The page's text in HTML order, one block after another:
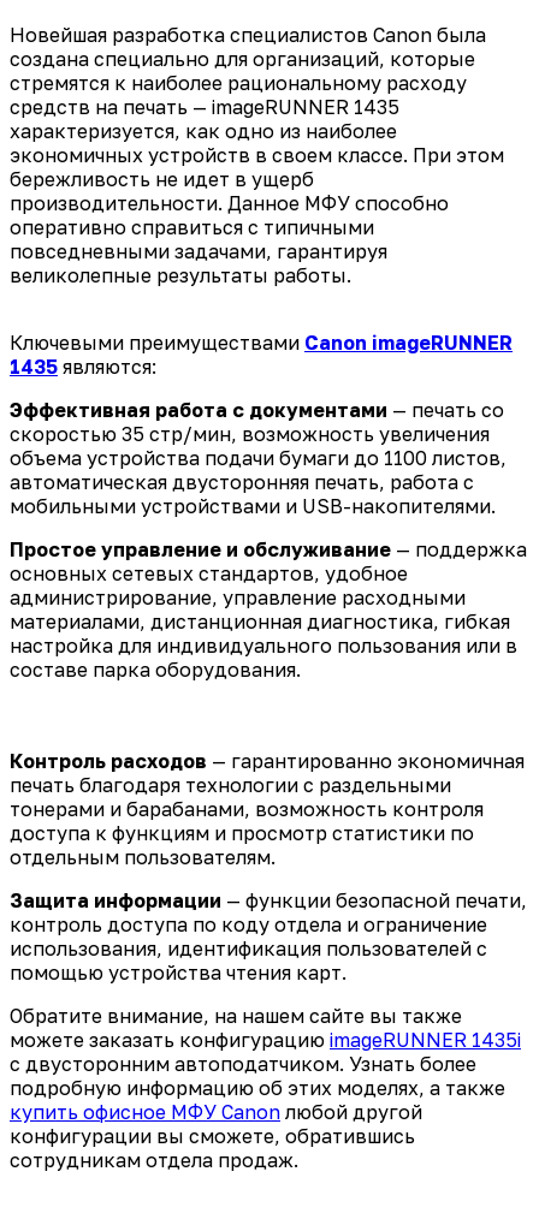
Новейшая разработка специалистов Canon была
создана специально для организаций, которые
стремятся к наиболее рациональному расходу
средств на печать — imageRUNNER 1435
характеризуется, как одно из наиболее
экономичных устройств в своем классе. При этом
бережливость не идет в ущерб
производительности. Данное МФУ способно
оперативно справиться с типичными
повседневными задачами, гарантируя
великолепные результаты работы.
Ключевыми преимуществами Canon imageRUNNER
1435 являются:
Эффективная работа с документами — печать со
скоростью 35 стр/мин, возможность увеличения
объема устройства подачи бумаги до 1100 листов,
автоматическая двусторонняя печать, работа с
мобильными устройствами и USB-накопителями.
Простое управление и обслуживание — поддержка
основных сетевых стандартов, удобное
администрирование, управление расходными
материалами, дистанционная диагностика, гибкая
настройка для индивидуального пользования или в
составе парка оборудования.
Контроль расходов — гарантированно экономичная
печать благодаря технологии с раздельными
тонерами и барабанами, возможность контроля
доступа к функциям и просмотр статистики по
отдельным пользователям.
Защита информации — функции безопасной печати,
контроль доступа по коду отдела и ограничение
использования, идентификация пользователей с
помощью устройства чтения карт.
Обратите внимание, на нашем сайте вы также
можете заказать конфигурацию imageRUNNER 1435i
с двусторонним автоподатчиком. Узнать более
подробную информацию об этих моделях, а также
купить офисное МФУ Canon любой другой
конфигурации вы сможете, обратившись
сотрудникам отдела продаж.